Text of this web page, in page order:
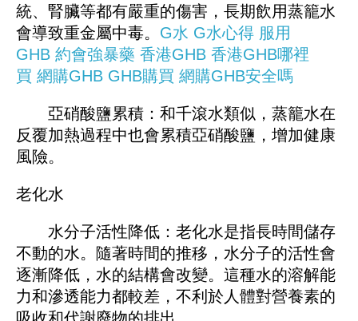
統、腎臟等都有嚴重的傷害，長期飲用蒸籠水
會導致重金屬中毒。 G水 G水心得 服用
GHB 約會強暴藥 香港GHB 香港GHB哪裡
買 網購GHB GHB購買 網購GHB安全嗎
亞硝酸鹽累積：和千滾水類似，蒸籠水在
反覆加熱過程中也會累積亞硝酸鹽，增加健康
風險。
老化水
水分子活性降低：老化水是指長時間儲存
不動的水。隨著時間的推移，水分子的活性會
逐漸降低，水的結構會改變。這種水的溶解能
力和滲透能力都較差，不利於人體對營養素的